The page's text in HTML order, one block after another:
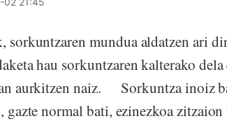
mundua aldatzen ari
hau sorkuntzaren kalterako dela
aurkitzen naiz. Sorkuntza inoiz
normal bati, ezinezkoa